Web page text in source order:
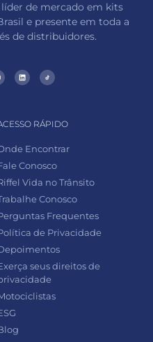
de mercado em kits
e presente em toda a
de distribuidores.
RÁPIDO
Encontrar
Conosco
Vida no Trânsito
Conosco
Frequentes
de Privacidade
seus direitos de